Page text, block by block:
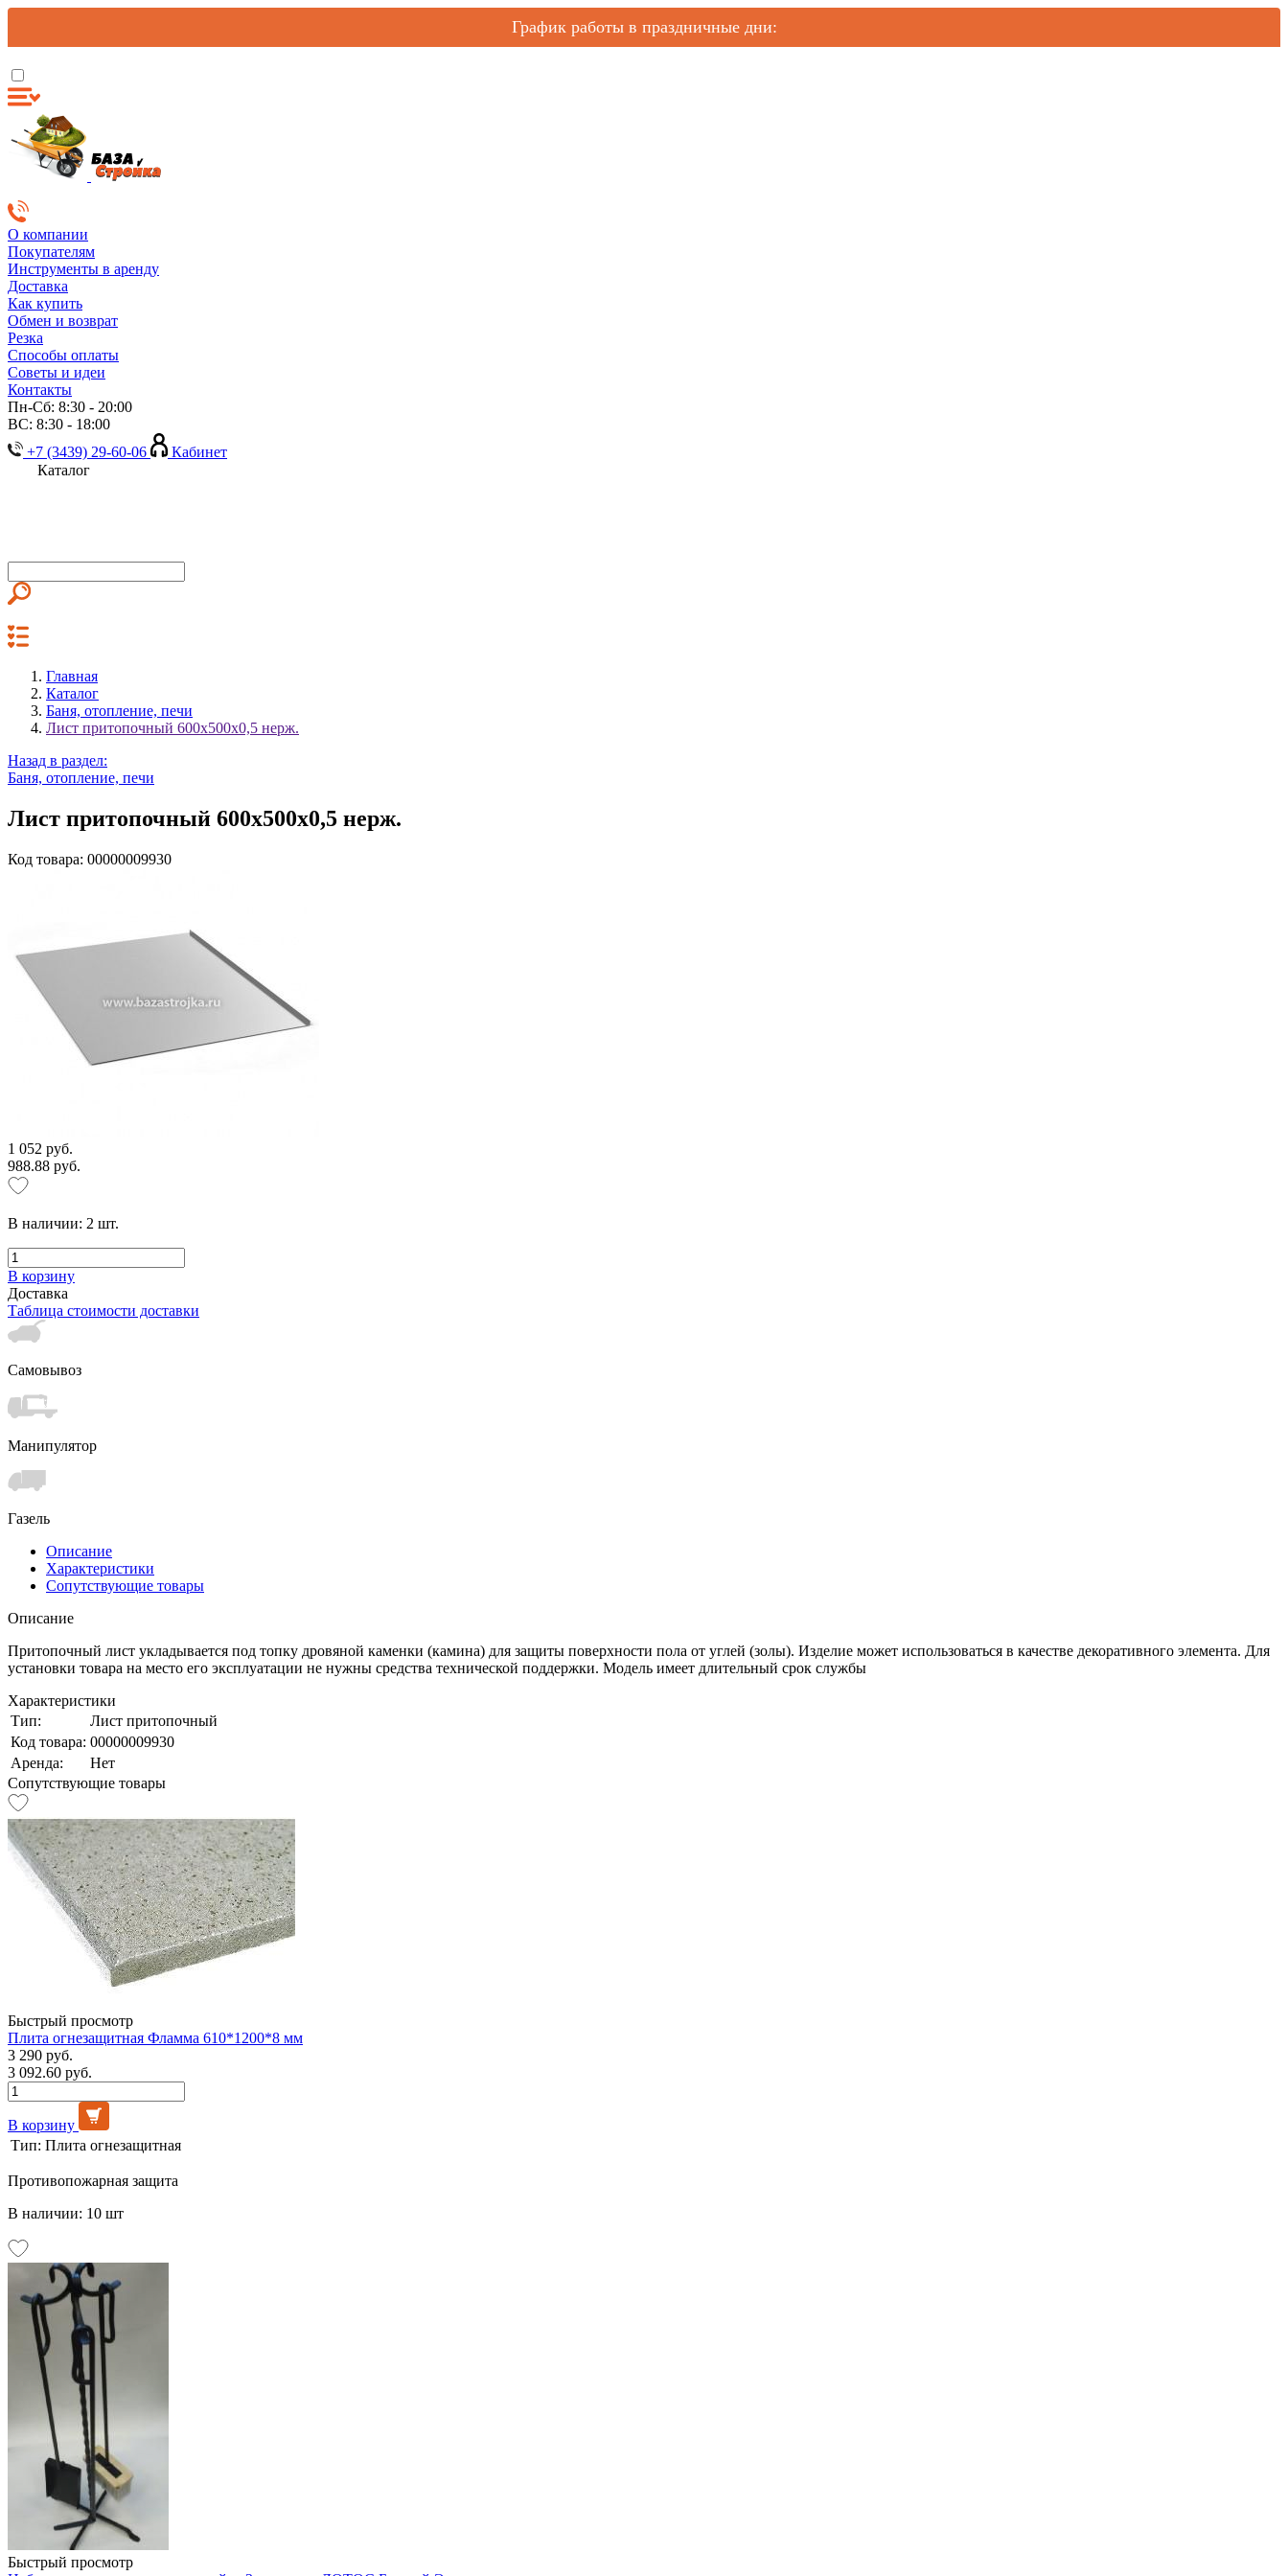
График работы в праздничные дни:
О компании
Покупателям
Инструменты в аренду
Доставка
Как купить
Обмен и возврат
Резка
Способы оплаты
Советы и идеи
Контакты
Пн-Сб: 8:30 - 20:00
ВС: 8:30 - 18:00
+7 (3439) 29-60-06
Кабинет
Каталог
Главная
Каталог
Баня, отопление, печи
Лист притопочный 600х500х0,5 нерж.
Назад в раздел:
Баня, отопление, печи
Лист притопочный 600х500х0,5 нерж.
Код товара: 00000009930
1 052 руб.
988.88 руб.
В наличии: 2 шт.
В корзину
Доставка
Таблица стоимости доставки
Самовывоз
Манипулятор
Газель
Описание
Характеристики
Сопутствующие товары
Описание
Притопочный лист укладывается под топку дровяной каменки (камина) для защиты поверхности пола от углей (золы). Изделие может использоваться в качестве декоративного элемента. Для
установки товара на место его эксплуатации не нужны средства технической поддержки. Модель имеет длительный срок службы
Характеристики
Тип:
Лист притопочный
Код товара: 00000009930
Аренда:
Нет
Сопутствующие товары
Быстрый просмотр
Плита огнезащитная Фламма 610*1200*8 мм
3 290 руб.
3 092.60 руб.
В корзину
Тип: Плита огнезащитная
Противопожарная защита
В наличии: 10 шт
Быстрый просмотр